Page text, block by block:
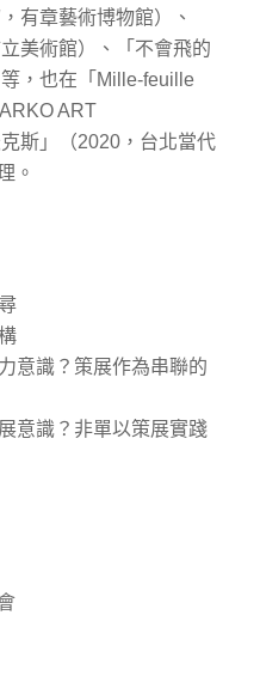
有章藝術博物館）、
美術館）、「不會飛的
，也在「Mille-feuille
ART
斯」（2020，台北當代
。
意識？策展作為串聯的
意識？非單以策展實踐